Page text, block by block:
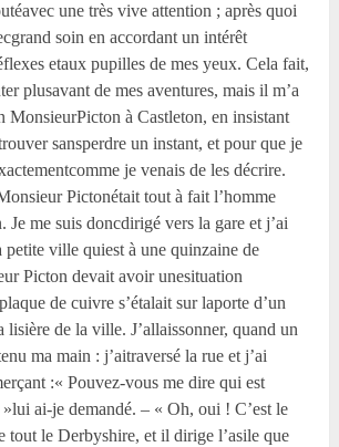
une très vive attention ; après quoi
soin en accordant un intérêt
etaux pupilles de mes yeux. Cela fait,
plusavant de mes aventures, mais il m’a
MonsieurPicton à Castleton, en insistant
sansperdre un instant, et pour que je
je venais de les décrire.
Pictonétait tout à fait l’homme
Je me suis doncdirigé vers la gare et j’ai
ville quiest à une quinzaine de
Picton devait avoir unesituation
de cuivre s’étalait sur laporte d’un
lisière de la ville. J’allaissonner, quand un
ma main : j’aitraversé la rue et j’ai
:« Pouvez-vous me dire qui est
ai-je demandé. – « Oh, oui ! C’est le
tout le Derbyshire, et il dirige l’asile que